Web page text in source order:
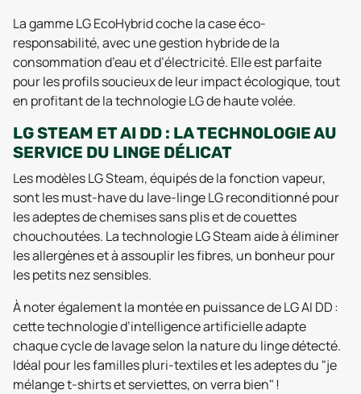
La gamme LG EcoHybrid coche la case éco-
responsabilité, avec une gestion hybride de la
consommation d’eau et d’électricité. Elle est parfaite
pour les profils soucieux de leur impact écologique, tout
en profitant de la technologie LG de haute volée.
LG STEAM ET AI DD : LA TECHNOLOGIE AU
SERVICE DU LINGE DÉLICAT
Les modèles LG Steam, équipés de la fonction vapeur,
sont les must-have du lave-linge LG reconditionné pour
les adeptes de chemises sans plis et de couettes
chouchoutées. La technologie LG Steam aide à éliminer
les allergènes et à assouplir les fibres, un bonheur pour
les petits nez sensibles.
À noter également la montée en puissance de LG AI DD :
cette technologie d’intelligence artificielle adapte
chaque cycle de lavage selon la nature du linge détecté.
Idéal pour les familles pluri-textiles et les adeptes du "je
mélange t-shirts et serviettes, on verra bien" !